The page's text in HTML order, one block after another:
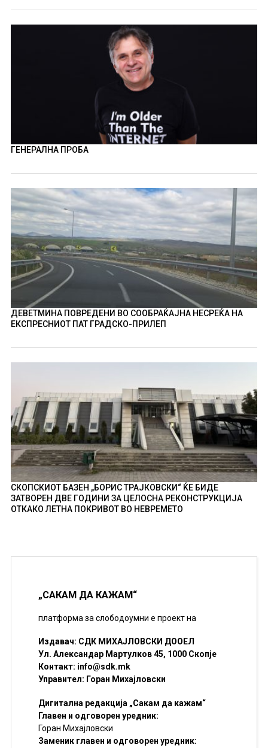
ГЕНЕРАЛНА ПРОБА
ДЕВЕТМИНА ПОВРЕДЕНИ ВО СООБРАЌАЈНА НЕСРЕЌА НА
ЕКСПРЕСНИОТ ПАТ ГРАДСКО-ПРИЛЕП
СКОПСКИОТ БАЗЕН „БОРИС ТРАЈКОВСКИ“ ЌЕ БИДЕ
ЗАТВОРЕН ДВЕ ГОДИНИ ЗА ЦЕЛОСНА РЕКОНСТРУКЦИЈА
ОТКАКО ЛЕТНА ПОКРИВОТ ВО НЕВРЕМЕТО
„САКАМ ДА КАЖАМ“
платформа за слободоумни е проект на
Издавач: СДК МИХАЈЛОВСКИ ДООЕЛ
Ул. Александар Мартулков 45, 1000 Скопје
Контакт: info@sdk.mk
Управител: Горан Михајловски
Дигитална редакција „Сакам да кажам“
Главен и одговорен уредник:
Горан Михајловски
Заменик главен и одговорен уредник: